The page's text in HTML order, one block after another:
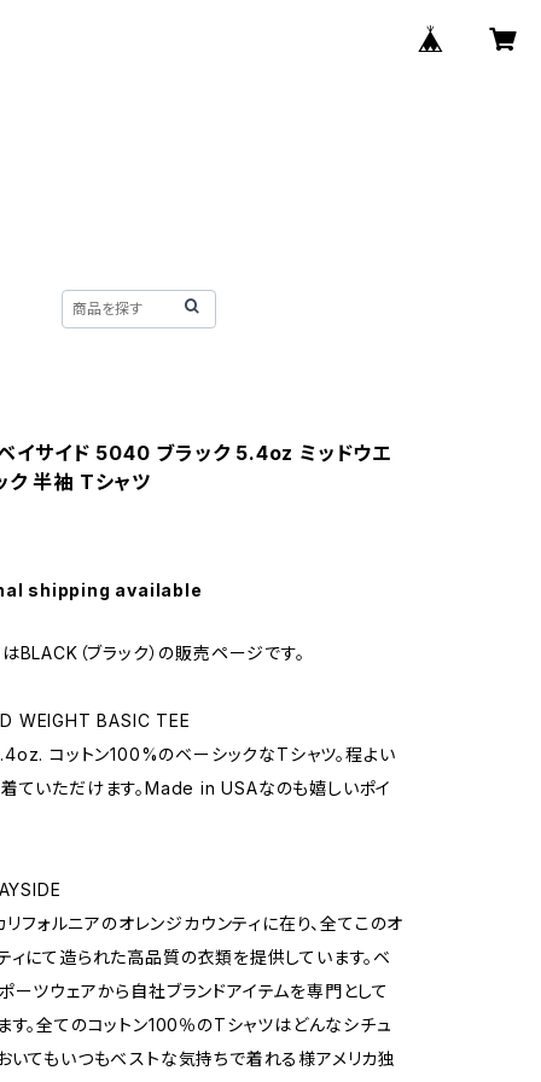
イサイド 5040 ブラック 5.4oz ミッドウエ
ク 半袖 Tシャツ
shipping available
（ブラック）の販売ページです。
WEIGHT BASIC TEE
コットン100%のベーシックなTシャツ。程よい
ていただけます。Made in USAなのも嬉しいポイ
フォルニアのオレンジカウンティに在り、全てこのオ
ィにて造られた高品質の衣類を提供しています。ベ
ーツウェアから自社ブランドアイテムを専門として
す。全てのコットン100％のTシャツはどんなシチュ
いてもいつもベストな気持ちで着れる様アメリカ独